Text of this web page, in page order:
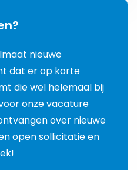
nieuwe
dat er op korte
die wel helemaal bij
onze vacature
over nieuwe
open sollicitatie en